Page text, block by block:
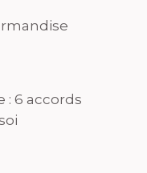
: 6 accords